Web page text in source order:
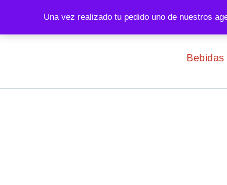
Una vez realizado tu pedido uno de nuestros
El abuso de la bebida perjudica la salud.
Bebidas